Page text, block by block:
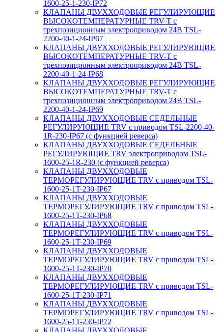
1600-25-1-230-IP72
КЛАПАНЫ ДВУХХОДОВЫЕ РЕГУЛИРУЮЩИЕ
ВЫСОКОТЕМПЕРАТУРНЫЕ TRV-T с
трехпозиционным электроприводом 24В TSL-
2200-40-1-24-IP67
КЛАПАНЫ ДВУХХОДОВЫЕ РЕГУЛИРУЮЩИЕ
ВЫСОКОТЕМПЕРАТУРНЫЕ TRV-T с
трехпозиционным электроприводом 24В TSL-
2200-40-1-24-IP68
КЛАПАНЫ ДВУХХОДОВЫЕ РЕГУЛИРУЮЩИЕ
ВЫСОКОТЕМПЕРАТУРНЫЕ TRV-T с
трехпозиционным электроприводом 24В TSL-
2200-40-1-24-IP69
КЛАПАНЫ ДВУХХОДОВЫЕ СЕДЕЛЬНЫЕ
РЕГУЛИРУЮЩИЕ TRV с приводом TSL-2200-40-
1R-230-IP67 (с функцией реверса)
КЛАПАНЫ ДВУХХОДОВЫЕ СЕДЕЛЬНЫЕ
РЕГУЛИРУЮЩИЕ TRV электроприводом TSL-
1600-25-1R-230 (с функцией реверса)
КЛАПАНЫ ДВУХХОДОВЫЕ
ТЕРМОРЕГУЛИРУЮЩИЕ TRV с приводом TSL-
1600-25-1T-230-IP67
КЛАПАНЫ ДВУХХОДОВЫЕ
ТЕРМОРЕГУЛИРУЮЩИЕ TRV с приводом TSL-
1600-25-1T-230-IP68
КЛАПАНЫ ДВУХХОДОВЫЕ
ТЕРМОРЕГУЛИРУЮЩИЕ TRV с приводом TSL-
1600-25-1T-230-IP69
КЛАПАНЫ ДВУХХОДОВЫЕ
ТЕРМОРЕГУЛИРУЮЩИЕ TRV с приводом TSL-
1600-25-1T-230-IP70
КЛАПАНЫ ДВУХХОДОВЫЕ
ТЕРМОРЕГУЛИРУЮЩИЕ TRV с приводом TSL-
1600-25-1T-230-IP71
КЛАПАНЫ ДВУХХОДОВЫЕ
ТЕРМОРЕГУЛИРУЮЩИЕ TRV с приводом TSL-
1600-25-1T-230-IP72
КЛАПАНЫ ДВУХХОДОВЫЕ